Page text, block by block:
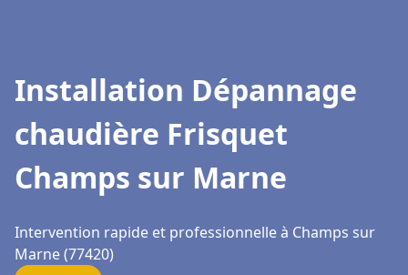
Installation Dépannage
chaudière Frisquet
Champs sur Marne
Intervention rapide et professionnelle à Champs sur
Marne (77420)